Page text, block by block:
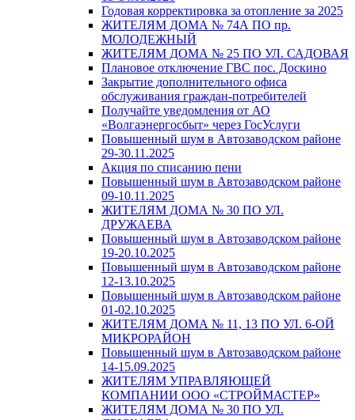
Годовая корректировка за отопление за 2025
ЖИТЕЛЯМ ДОМА № 74А ПО пр.
МОЛОДЕЖНЫЙ
ЖИТЕЛЯМ ДОМА № 25 ПО УЛ. САДОВАЯ
Плановое отключение ГВС пос. Доскино
Закрытие дополнительного офиса
обслуживания граждан-потребителей
Получайте уведомления от АО
«Волгаэнергосбыт» через ГосУслуги
Повышенный шум в Автозаводском районе
29-30.11.2025
Акция по списанию пени
Повышенный шум в Автозаводском районе
09-10.11.2025
ЖИТЕЛЯМ ДОМА № 30 ПО УЛ.
ДРУЖАЕВА
Повышенный шум в Автозаводском районе
19-20.10.2025
Повышенный шум в Автозаводском районе
12-13.10.2025
Повышенный шум в Автозаводском районе
01-02.10.2025
ЖИТЕЛЯМ ДОМА № 11, 13 ПО УЛ. 6-ОЙ
МИКРОРАЙОН
Повышенный шум в Автозаводском районе
14-15.09.2025
ЖИТЕЛЯМ УПРАВЛЯЮЩЕЙ
КОМПАНИИ ООО «СТРОЙМАСТЕР»
ЖИТЕЛЯМ ДОМА № 30 ПО УЛ.